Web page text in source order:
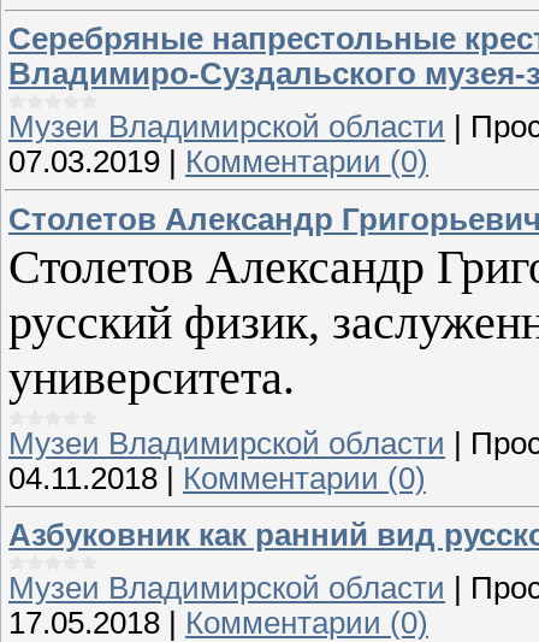
Серебряные напрестольные
Владимиро-Суздальского музея-
Музеи Владимирской области
07.03.2019
Комментарии (0)
Столетов Александр
Столетов Александр
русский физик,
университета.
Музеи Владимирской области |
04.11.2018 | Комментарии (0)
Азбуковник как ранний вид
Музеи Владимирской области
17.05.2018
Комментарии (0)